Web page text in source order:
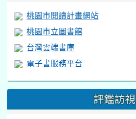
桃園市閱讀計畫網站
桃園市立圖書館
台灣雲端書庫
電子書服務平台
評鑑訪視